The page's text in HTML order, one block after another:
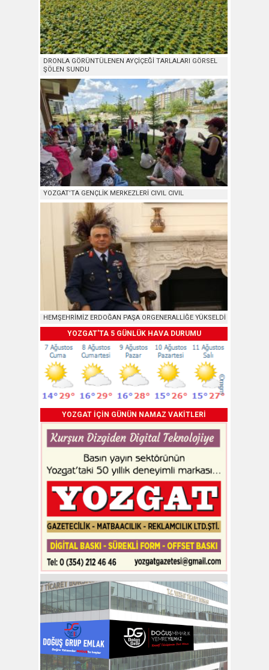
DRONLA GÖRÜNTÜLENEN AYÇİÇEĞİ TARLALARI GÖRSEL
ŞÖLEN SUNDU
YOZGAT’TA GENÇLİK MERKEZLERİ CIVIL CIVIL
HEMŞEHRİMİZ ERDOĞAN PAŞA ORGENERALLİĞE YÜKSELDİ
YOZGAT'TA 5 GÜNLÜK HAVA DURUMU
YOZGAT İÇİN GÜNÜN NAMAZ VAKİTLERİ